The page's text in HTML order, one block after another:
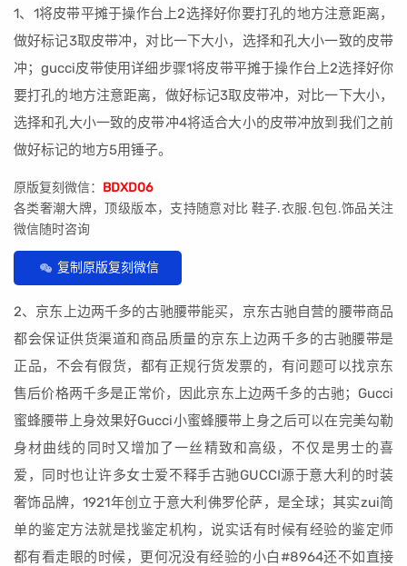
1、1将皮带平摊于操作台上2选择好你要打孔的地方注意距离，
做好标记3取皮带冲，对比一下大小，选择和孔大小一致的皮带
冲；gucci皮带使用详细步骤1将皮带平摊于操作台上2选择好你
要打孔的地方注意距离，做好标记3取皮带冲，对比一下大小，
选择和孔大小一致的皮带冲4将适合大小的皮带冲放到我们之前
做好标记的地方5用锤子。
原版复刻微信： BDXD06
各类奢潮大牌，顶级版本，支持随意对比 鞋子.衣服.包包.饰品关注
微信随时咨询
复制原版复刻微信
2、京东上边两千多的古驰腰带能买，京东古驰自营的腰带商品
都会保证供货渠道和商品质量的京东上边两千多的古驰腰带是
正品，不会有假货，都有正规行货发票的，有问题可以找京东
售后价格两千多是正常价，因此京东上边两千多的古驰；Gucci
蜜蜂腰带上身效果好Gucci小蜜蜂腰带上身之后可以在完美勾勒
身材曲线的同时又增加了一丝精致和高级，不仅是男士的喜
爱，同时也让许多女士爱不释手古驰GUCCI源于意大利的时装
奢饰品牌，1921年创立于意大利佛罗伦萨，是全球；其实zui简
单的鉴定方法就是找鉴定机构，说实话有时候有经验的鉴定师
都有看走眼的时候，更何况没有经验的小白#8964还不如直接